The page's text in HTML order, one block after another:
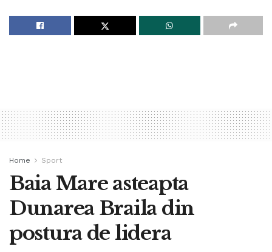
Home Sport
Baia Mare asteapta
Dunarea Braila din
postura de lidera